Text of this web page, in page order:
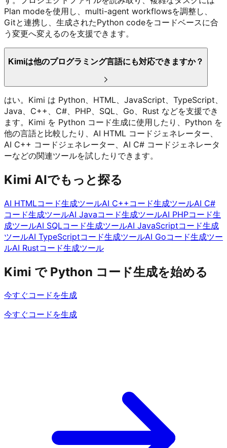
Plan modeを使用し、multi-agent workflowsを調整し、
Gitと連携し、生成されたPython codeをコードベースに合
う変更へ変えるのを支援できます。
Kimiは他のプログラミング言語にも対応できますか？
はい。Kimi は Python、HTML、JavaScript、TypeScript、
Java、C++、C#、PHP、SQL、Go、Rust などを支援でき
ます。Kimi を Python コード生成に使用したり、Python を
他の言語と比較したり、AI HTML コードジェネレーター、
AI C++ コードジェネレーター、AI C# コードジェネレータ
ーなどの関連ツールを試したりできます。
Kimi AIでもっと探る
AI HTMLコード生成ツールAI C++コード生成ツールAI C#
コード生成ツールAI Javaコード生成ツールAI PHPコード生
成ツールAI SQLコード生成ツールAI JavaScriptコード生成
ツールAI TypeScriptコード生成ツールAI Goコード生成ツー
ルAI Rustコード生成ツール
Kimi で Python コード生成を始める
今すぐコードを生成
今すぐコードを生成